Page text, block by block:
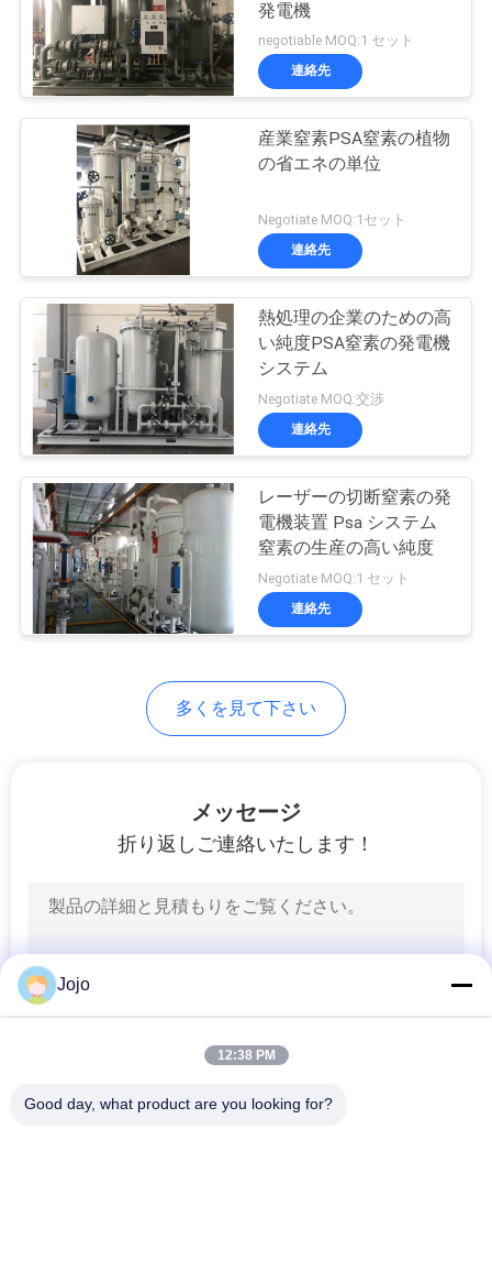
引
め
て
く
だ
さ
い
NEWS
地
シ
ー
シ
アンモナル クラッ
カー
メタノールの割れ
ること
15
水素の燃料電池
20
炭素捕獲の解決策
RX のガスの発電機
発電機
negotiable MOQ:1 セット
連絡先
産業窒素PSA窒素の植物
の省エネの単位
Negotiate MOQ:1セット
連絡先
熱処理の企業のための高
い純度PSA窒素の発電機
システム
Negotiate MOQ:交渉
連絡先
レーザーの切断窒素の発
電機装置 Psa システム
窒素の生産の高い純度
Negotiate MOQ:1 セット
連絡先
多くを見て下さい
メッセージ
折り返しご連絡いたします！
Jojo
12:38 PM
Good day, what product are you looking for?